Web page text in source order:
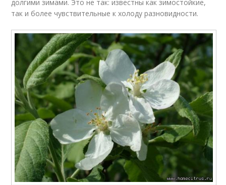
долгими зимами. Это не так: известны как зимостойкие,
так и более чувствительные к холоду разновидности.